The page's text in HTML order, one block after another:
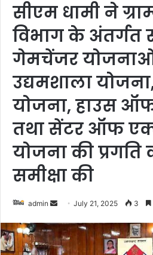
सीएम धामी ने
विभाग के अंतर्गत
गेमचेंजर
उद्यमशाला
योजना, हाउस
तथा सेंटर ऑफ
योजना की प्रगति
समीक्षा की
admin
d
July 21, 2025 3